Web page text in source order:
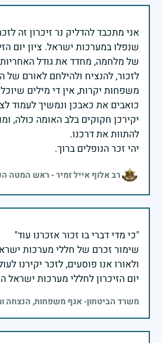
אני מתכבד להדליק נר זיכרון זה
שנפלו במערכות ישראל. ציון יום
של מלחמה, מחדד את גודל
משפחות יקרות, אין די מילים
כואבים את כאבכן ונמשיך לעמוד
יקירכן חקוקים בלב האומה כולה,
יהי זכר הנופלים ברוך.
רב אלוף אייל זמיר - ראש המטה
שימור זכרם של חללי מערכות
יום הזיכרון לחללי מערכות ישראל
משרד הביטחון- אגף משפחות, הנצחה